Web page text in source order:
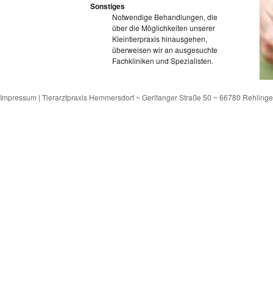
Sonstiges
Notwendige Behandlungen, die
über die Möglichkeiten unserer
Kleintierpraxis hinausgehen,
überweisen wir an ausgesuchte
Fachkliniken und Spezialisten.
Impressum | Tierarztpraxis Hemmersdorf ~ Gerlfanger Straße 50 ~ 66780